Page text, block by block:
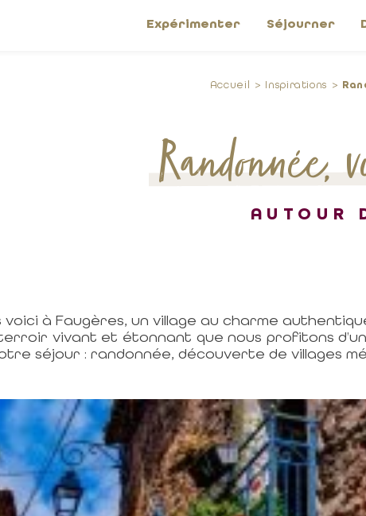
Expérimenter Séjourner
Accueil Inspirations
Randonnée,
AUTOUR
voici à Faugères, un village au charme
vivant et étonnant que nous profitons
séjour : randonnée, découverte de villages